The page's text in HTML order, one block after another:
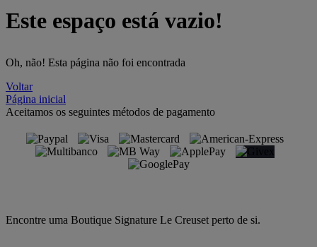
Este espaço está vazio!
Oh, não! Esta página não foi encontrada
Voltar
Página inicial
Aceitamos os seguintes métodos de pagamento
Encontre uma Boutique Signature Le Creuset perto de si.